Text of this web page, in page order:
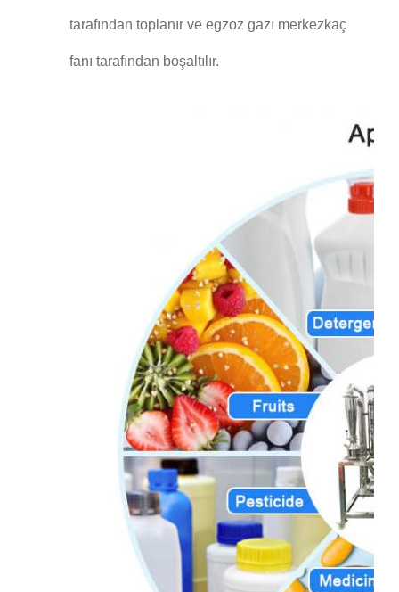
tarafından toplanır ve egzoz gazı merkezkaç
fanı tarafından boşaltılır.